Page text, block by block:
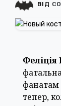
Феліція
фанатам
тепер,
ВІД